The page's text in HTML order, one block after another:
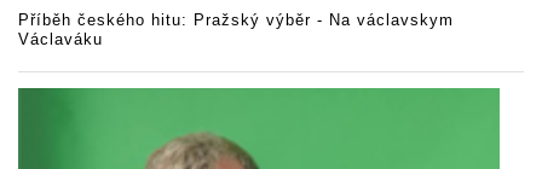
Příběh českého hitu: Pražský výběr - Na václavskym
Václaváku